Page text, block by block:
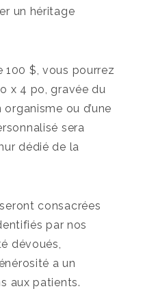
un héritage
100 $, vous pourrez
x 4 po, gravée du
organisme ou d’une
sera
dédié de la
consacrées
par nos
dévoués,
a un
aux patients.